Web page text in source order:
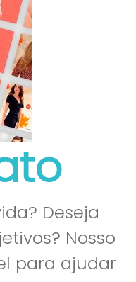
Deseja
Nosso
para ajudar